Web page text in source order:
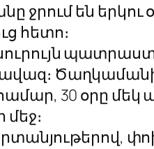
ջրում են
հետո։
30 օրը մեկ
մեջ։